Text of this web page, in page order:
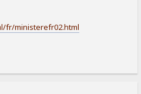
fr/ministerefr02.html